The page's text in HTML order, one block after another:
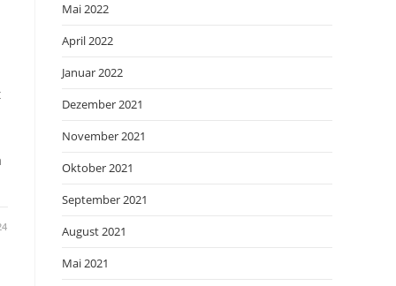
Mai 2022
April 2022
Januar 2022
Dezember 2021
November 2021
Oktober 2021
September 2021
August 2021
Mai 2021